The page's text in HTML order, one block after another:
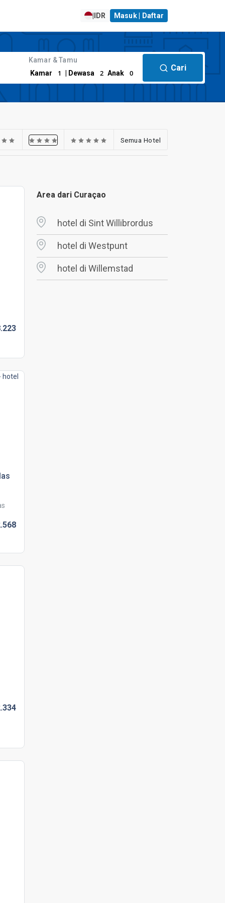
| IDR Masuk | Daftar
Kamar & Tamu
Kamar
1 | Dewasa 2 Anak 0
Cari
Semua Hotel
223
568
334
Area dari Curaçao
hotel di Sint Willibrordus
hotel di Westpunt
hotel di Willemstad